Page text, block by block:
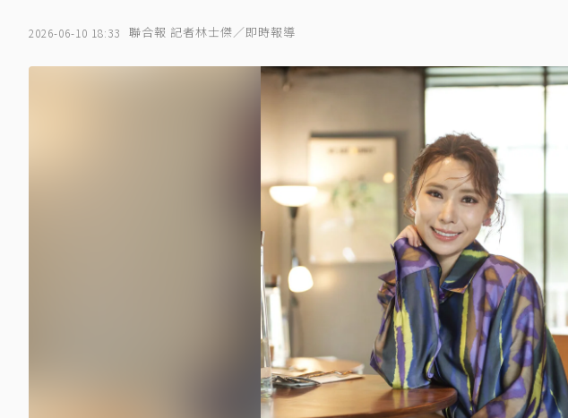
2026-06-10 18:33 聯合報 記者林士傑／即時報導